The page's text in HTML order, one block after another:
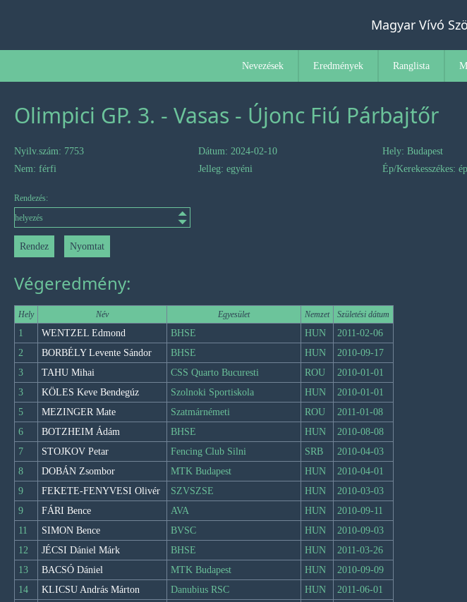
Magyar Vívó
Nevezések Eredmények Ranglista
Olimpici GP. 3. - Vasas - Újonc Fiú Párbajtőr
Nyilv.szám: 7753 Dátum: 2024-02-10 Hely: Budapest
Nem: férfi
Jelleg: egyéni Ép/Kerekesszékes: ép
Rendezés:
Végeredmény:
Hely Név Egyesület Nemzet Születési dátum
1 WENTZEL Edmond BHSE HUN
2011-02-06
2
BORBÉLY Levente Sándor BHSE HUN
2010-09-17
3
TAHU Mihai CSS Quarto Bucuresti ROU
2010-01-01
3
KÖLES Keve Bendegúz Szolnoki Sportiskola HUN
2010-01-01
5
MEZINGER Mate Szatmárnémeti ROU
2011-01-08
6
BOTZHEIM Ádám BHSE HUN
2010-08-08
7
STOJKOV Petar Fencing Club Silni SRB
2010-04-03
8
DOBÁN Zsombor MTK Budapest HUN
2010-04-01
9
FEKETE-FENYVESI Olivér SZVSZSE HUN
2010-03-03
9
FÁRI Bence AVA HUN
2010-09-11
11
SIMON Bence BVSC HUN
2010-09-03
12
JÉCSI Dániel Márk BHSE HUN
2011-03-26
13
BACSÓ Dániel MTK Budapest HUN
2010-09-09
14
KLICSU András Márton Danubius RSC HUN
2011-06-01